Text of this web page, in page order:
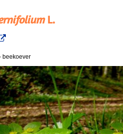
L.
beekoever